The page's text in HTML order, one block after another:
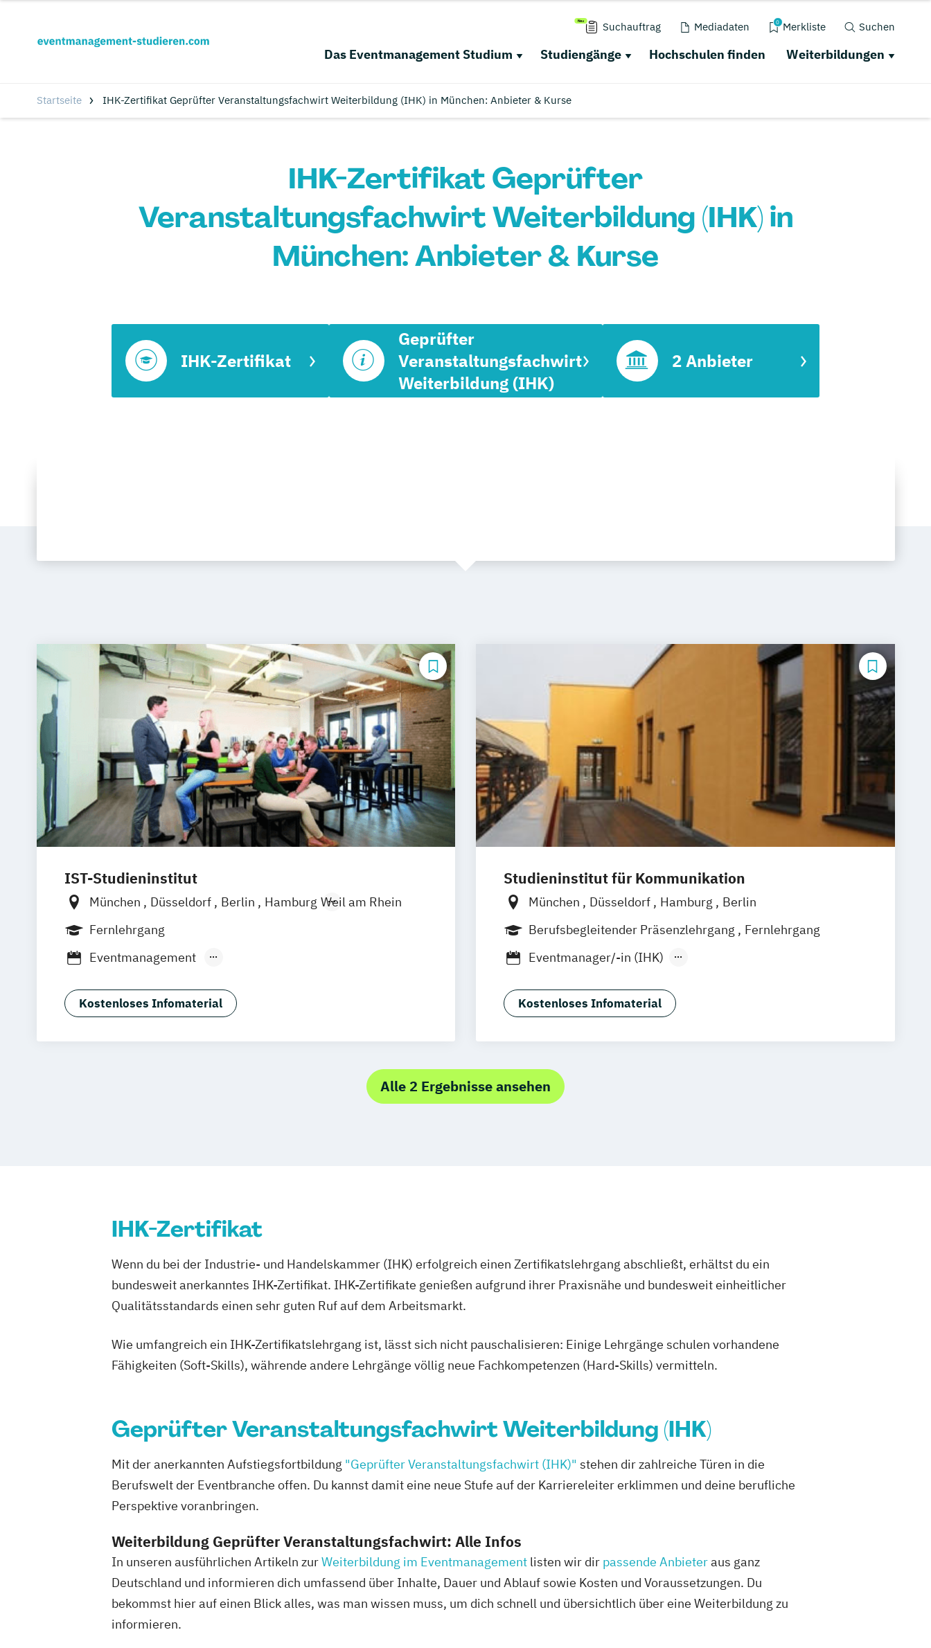
Suchauftrag Mediadaten 0 Merkliste Suchen
Das Eventmanagement Studium Studiengänge Hochschulen finden Weiterbildungen
Startseite IHK-Zertifikat Geprüfter Veranstaltungsfachwirt Weiterbildung (IHK) in München: Anbieter & Kurse
IHK-Zertifikat Geprüfter
Veranstaltungsfachwirt Weiterbildung (IHK) in
München: Anbieter & Kurse
IHK-Zertifikat
Geprüfter
Veranstaltungsfachwirt
Weiterbildung (IHK)
2 Anbieter
IST-Studieninstitut
München Düsseldorf Berlin Hamburg Weil am Rhein
Fernlehrgang
Eventmanagement
Hybride und digitale Events
Kostenloses Infomaterial
Studieninstitut für Kommunikation
München Düsseldorf Hamburg
Berlin
Berufsbegleitender Präsenzlehrgang
Fernlehrgang
Eventmanager/-in (IHK)
Veranstaltungsfachwirt/-in (IHK)
Veranstaltungskaufmann/-frau (IHK)
Kostenloses Infomaterial
Alle 2 Ergebnisse ansehen
IHK-Zertifikat
Wenn du bei der Industrie- und Handelskammer (IHK) erfolgreich einen Zertifikatslehrgang abschließt, erhältst du ein
bundesweit anerkanntes IHK-Zertifikat. IHK-Zertifikate genießen aufgrund ihrer Praxisnähe und bundesweit einheitlicher
Qualitätsstandards einen sehr guten Ruf auf dem Arbeitsmarkt.
Wie umfangreich ein IHK-Zertifikatslehrgang ist, lässt sich nicht pauschalisieren: Einige Lehrgänge schulen vorhandene
Fähigkeiten (Soft-Skills), währende andere Lehrgänge völlig neue Fachkompetenzen (Hard-Skills) vermitteln.
Geprüfter Veranstaltungsfachwirt Weiterbildung (IHK)
Mit der anerkannten Aufstiegsfortbildung "Geprüfter Veranstaltungsfachwirt (IHK)" stehen dir zahlreiche Türen in die
Berufswelt der Eventbranche offen. Du kannst damit eine neue Stufe auf der Karriereleiter erklimmen und deine berufliche
Perspektive voranbringen.
Weiterbildung Geprüfter Veranstaltungsfachwirt: Alle Infos
In unseren ausführlichen Artikeln zurWeiterbildung im Eventmanagement listen wir dir passende Anbieteraus ganz
Deutschland und informieren dich umfassend über Inhalte, Dauer und Ablauf sowie Kosten und Voraussetzungen. Du
bekommst hier auf einen Blick alles, was man wissen muss, um dich schnell und übersichtlich über eine Weiterbildung zu
informieren.